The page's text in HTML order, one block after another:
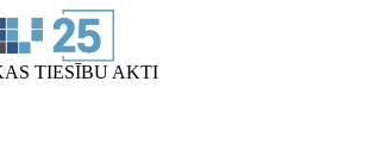
TIESĪBU AKTI